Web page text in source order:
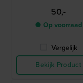
50,-
● Op voorraad
Vergelijk
Bekijk Product